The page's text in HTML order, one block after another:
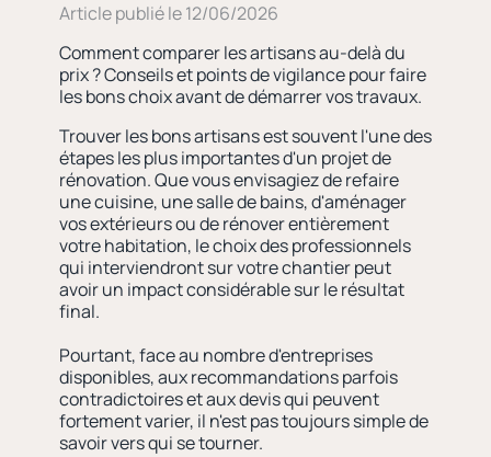
Article publié le 12/06/2026
Comment comparer les artisans au-delà du
prix ? Conseils et points de vigilance pour faire
les bons choix avant de démarrer vos travaux.
Trouver les bons artisans est souvent l'une des
étapes les plus importantes d'un projet de
rénovation. Que vous envisagiez de refaire
une cuisine, une salle de bains, d'aménager
vos extérieurs ou de rénover entièrement
votre habitation, le choix des professionnels
qui interviendront sur votre chantier peut
avoir un impact considérable sur le résultat
final.
Pourtant, face au nombre d'entreprises
disponibles, aux recommandations parfois
contradictoires et aux devis qui peuvent
fortement varier, il n'est pas toujours simple de
savoir vers qui se tourner.